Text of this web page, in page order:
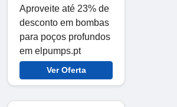
Aproveite até 23% de
desconto em bombas
para poços profundos
em elpumps.pt
Ver Oferta